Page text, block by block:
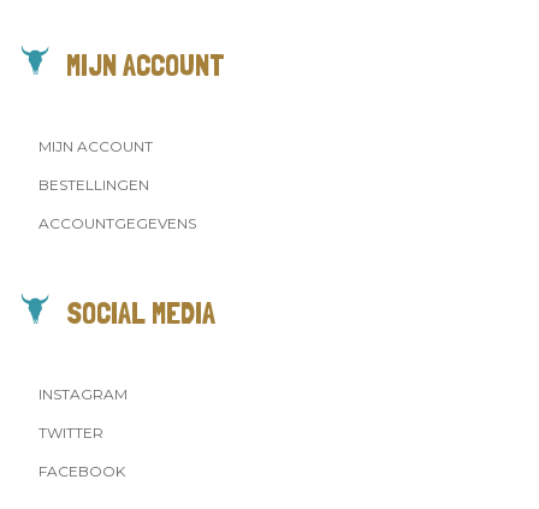
MIJN ACCOUNT
MIJN ACCOUNT
BESTELLINGEN
ACCOUNTGEGEVENS
SOCIAL MEDIA
INSTAGRAM
TWITTER
FACEBOOK